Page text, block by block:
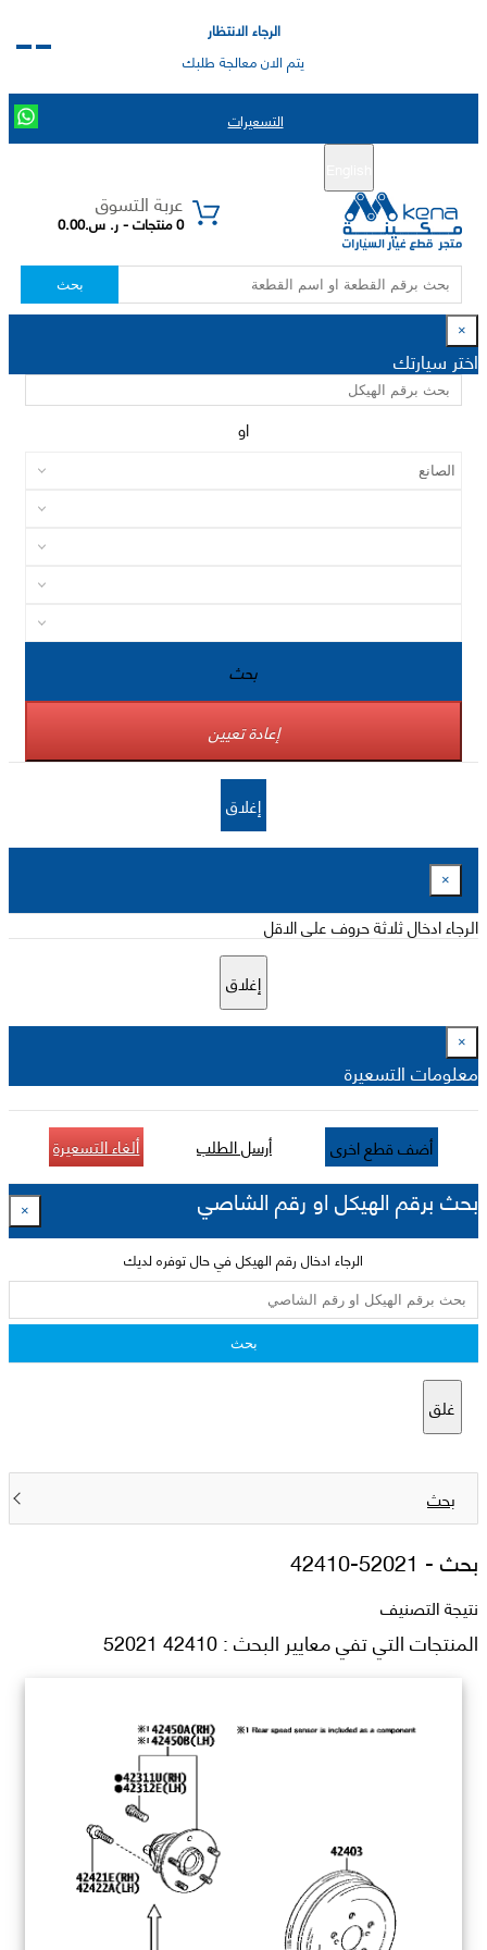
الرجاء الانتظار
يتم الان معالجة طلبك
التسعيرات
عربة التسوق
0 منتجات - ر. س.0.00
بحث
×
اختر سيارتك
او
بحث
إعادة تعيين
إغلاق
×
الرجاء ادخال ثلاثة حروف على الاقل
إغلاق
×
معلومات التسعيرة
أضف قطع اخرى أرسل الطلب ألغاء التسعيرة
بحث برقم الهيكل او رقم الشاصي ×
الرجاء ادخال رقم الهيكل في حال توفره لديك
بحث
غلق
بحث
بحث - 42410-52021
نتيجة التصنيف
المنتجات التي تفي معايير البحث : 42410 52021